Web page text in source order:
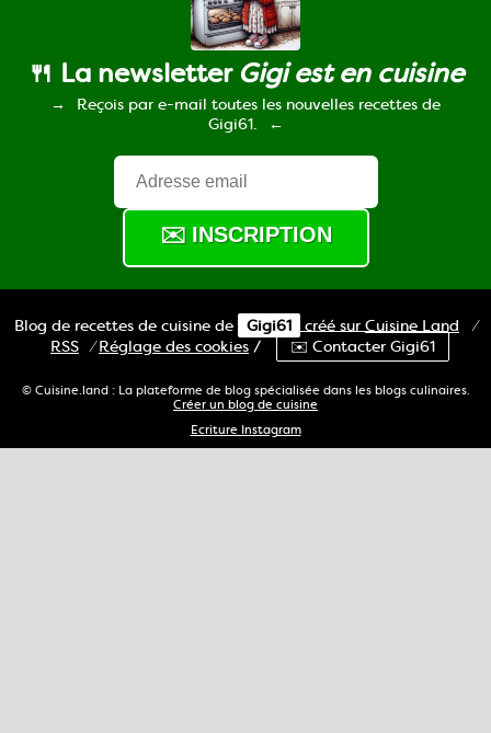
🍴 La newsletter Gigi est en cuisine
Reçois par e-mail toutes les nouvelles recettes de
Gigi61.
Blog de recettes de cuisine de Gigi61 créé sur Cuisine Land
⁄
RSS ⁄Réglage des cookies / ✉️ Contacter Gigi61
© Cuisine.land : La plateforme de blog spécialisée dans les blogs culinaires.
Créer un blog de cuisine
Ecriture Instagram